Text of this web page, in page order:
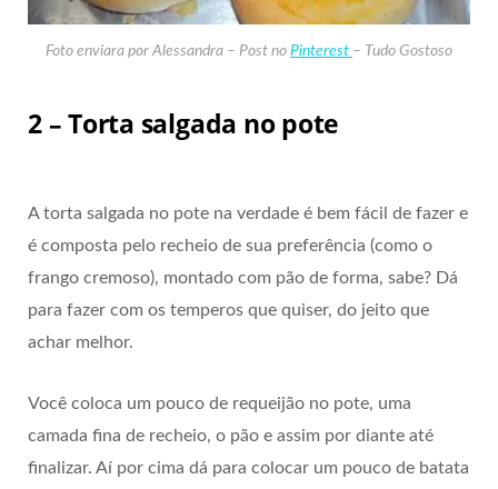
Foto enviara por Alessandra – Post no Pinterest – Tudo Gostoso
2 – Torta salgada no pote
A torta salgada no pote na verdade é bem fácil de fazer e
é composta pelo recheio de sua preferência (como o
frango cremoso), montado com pão de forma, sabe? Dá
para fazer com os temperos que quiser, do jeito que
achar melhor.
Você coloca um pouco de requeijão no pote, uma
camada fina de recheio, o pão e assim por diante até
finalizar. Aí por cima dá para colocar um pouco de batata